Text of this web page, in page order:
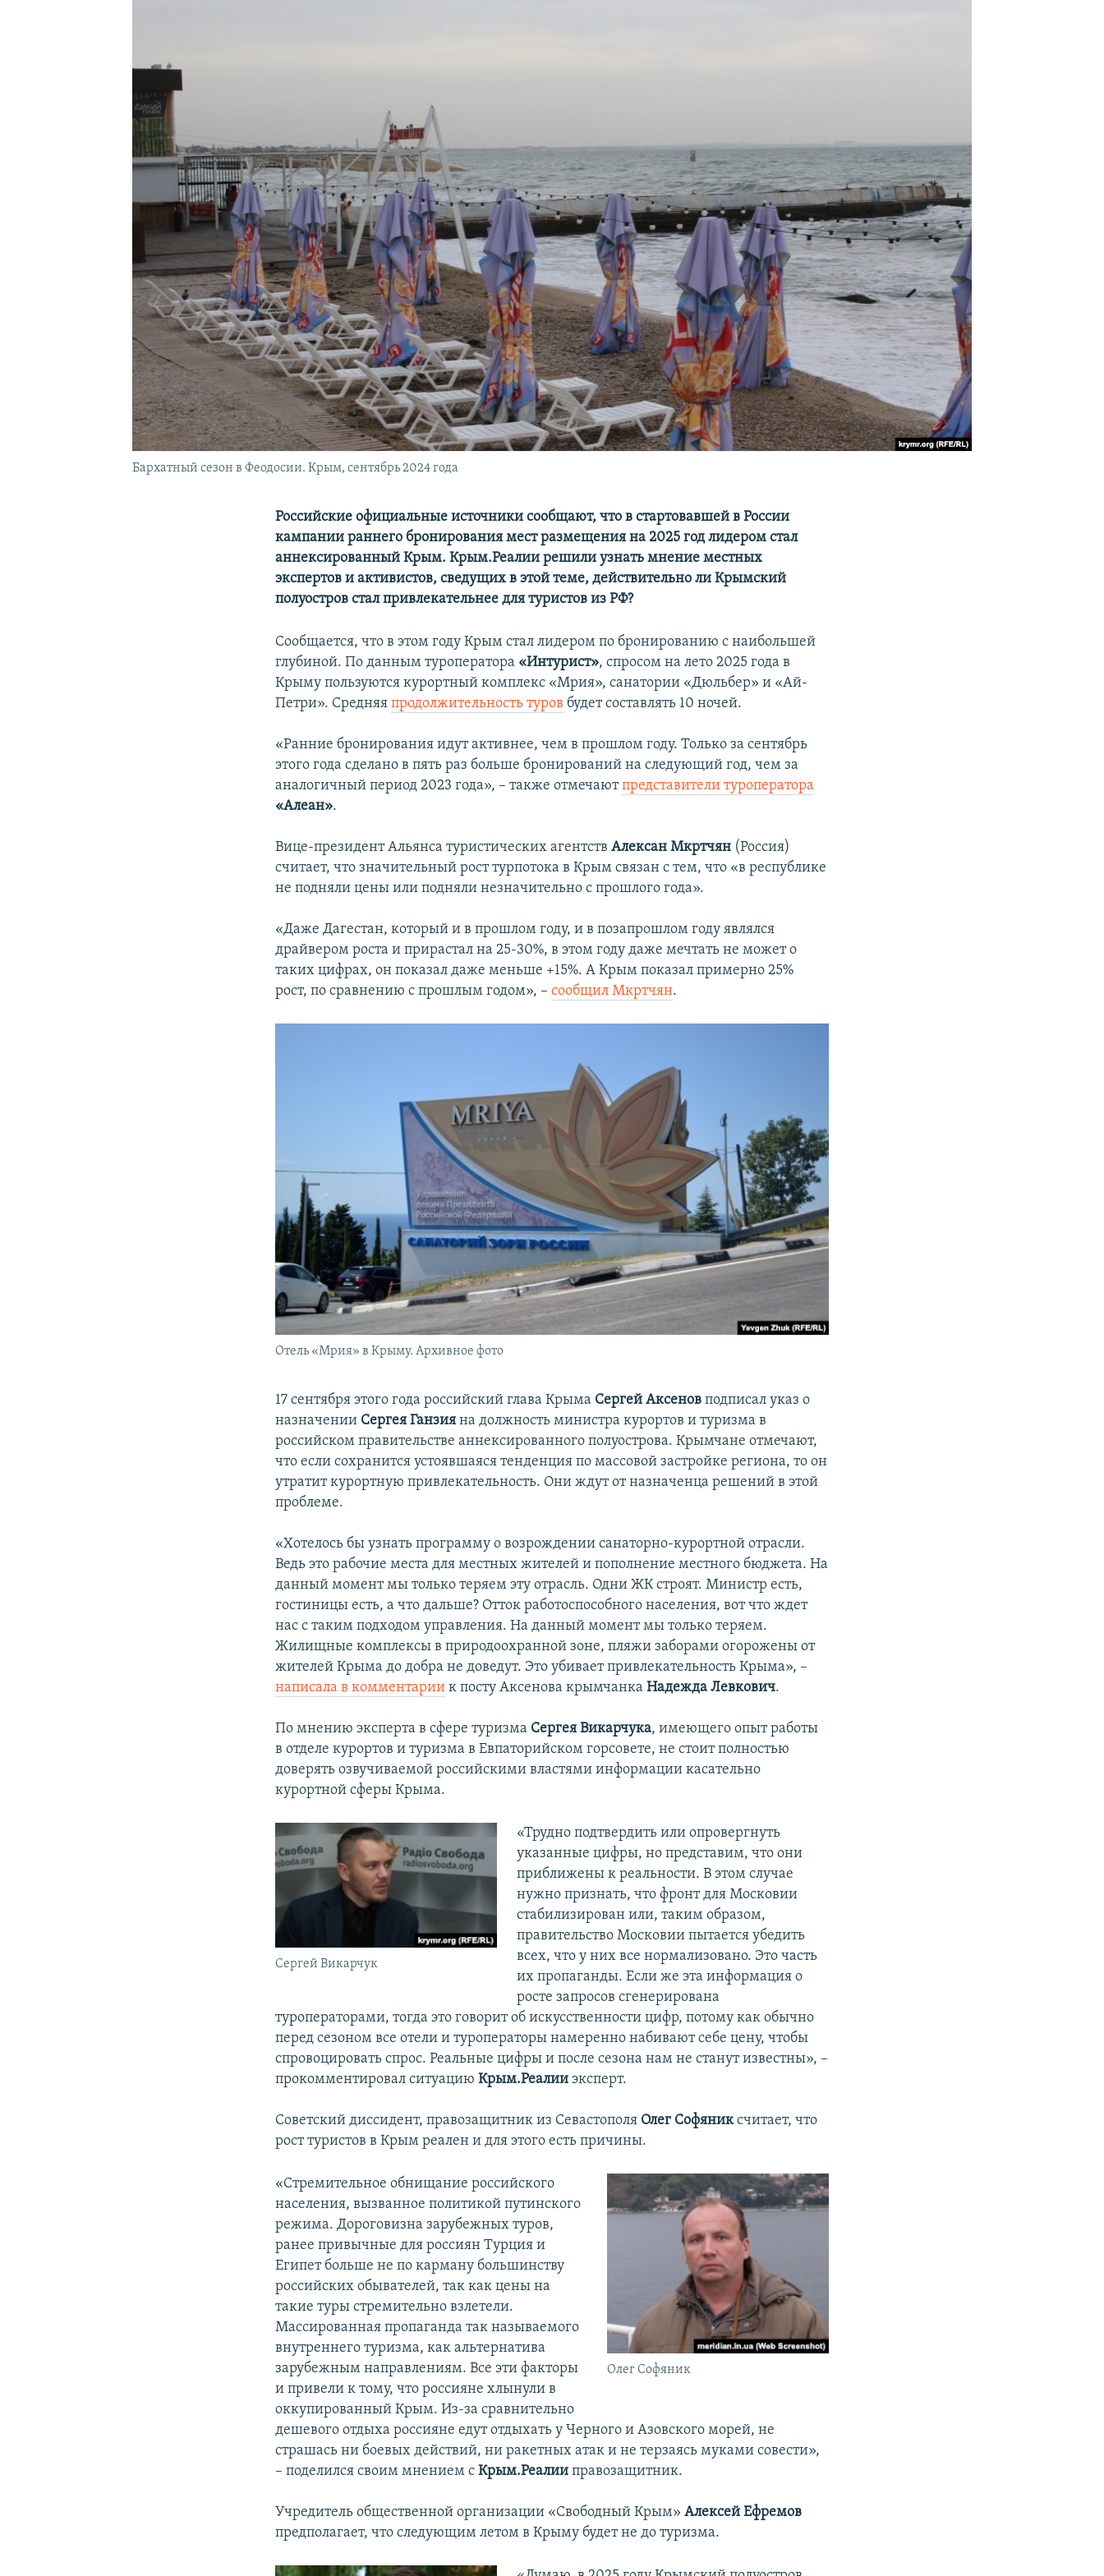
УКРАИНСКАЯ ПРОБЛЕМА КРЫМА
Бархатный сезон в Феодосии. Крым, сентябрь 2024 года
Российские официальные источники сообщают, что в стартовавшей в России
кампании раннего бронирования мест размещения на 2025 год лидером стал
аннексированный Крым. Крым.Реалии решили узнать мнение местных
экспертов и активистов, сведущих в этой теме, действительно ли Крымский
полуостров стал привлекательнее для туристов из РФ?
Сообщается, что в этом году Крым стал лидером по бронированию с наибольшей
глубиной. По данным туроператора «Интурист», спросом на лето 2025 года в
Крыму пользуются курортный комплекс «Mрия», санатории «Дюльбер» и «Ай-
Петри». Средняяпродолжительность туров будет составлять 10 ночей.
«Ранние бронирования идут активнее, чем в прошлом году. Только за сентябрь
этого года сделано в пять раз больше бронирований на следующий год, чем за
аналогичный период 2023 года», – также отмечаютпредставители туроператора
«Алеан».
Вице-президент Альянса туристических агентствАлексан Мкртчян (Россия)
считает, что значительный рост турпотока в Крым связан с тем, что «в республике
не подняли цены или подняли незначительно с прошлого года».
«Даже Дагестан, который и в прошлом году, и в позапрошлом году являлся
драйвером роста и прирастал на 25-30%, в этом году даже мечтать не может о
таких цифрах, он показал даже меньше +15%. А Крым показал примерно 25%
рост, по сравнению с прошлым годом», –сообщил Мкртчян.
Отель «Мрия» в Крыму. Архивное фото
17 сентября этого года российский глава Крыма Сергей Аксеновподписал указ о
назначении Сергея Ганзия на должность министра курортов и туризма в
российском правительстве аннексированного полуострова. Крымчане отмечают,
что если сохранится устоявшаяся тенденция по массовой застройке региона, то он
утратит курортную привлекательность. Они ждут от назначенца решений в этой
проблеме.
«Хотелось бы узнать программу о возрождении санаторно-курортной отрасли.
Ведь это рабочие места для местных жителей и пополнение местного бюджета. На
данный момент мы только теряем эту отрасль. Одни ЖК строят. Министр есть,
гостиницы есть, а что дальше? Отток работоспособного населения, вот что ждет
нас с таким подходом управления. На данный момент мы только теряем.
Жилищные комплексы в природоохранной зоне, пляжи заборами огорожены от
жителей Крыма до добра не доведут. Это убивает привлекательность Крыма», –
написала в комментарии к посту Аксенова крымчанкаНадежда Левкович.
По мнению эксперта в сфере туризма Сергея Викарчука, имеющего опыт работы
в отделе курортов и туризма в Евпаторийском горсовете, не стоит полностью
доверять озвучиваемой российскими властями информации касательно
курортной сферы Крыма.
Сергей Викарчук
«Трудно подтвердить или опровергнуть
указанные цифры, но представим, что они
приближены к реальности. В этом случае
нужно признать, что фронт для Московии
стабилизирован или, таким образом,
правительство Московии пытается убедить
всех, что у них все нормализовано. Это часть
их пропаганды. Если же эта информация о
росте запросов сгенерирована
туроператорами, тогда это говорит об искусственности цифр, потому как обычно
перед сезоном все отели и туроператоры намеренно набивают себе цену, чтобы
спровоцировать спрос. Реальные цифры и после сезона нам не станут известны», –
прокомментировал ситуацию Крым.Реалии эксперт.
Советский диссидент, правозащитник из Севастополя Олег Софяниксчитает, что
рост туристов в Крым реален и для этого есть причины.
Олег Софяник
«Стремительное обнищание российского
населения, вызванное политикой путинского
режима. Дороговизна зарубежных туров,
ранее привычные для россиян Турция и
Египет больше не по карману большинству
российских обывателей, так как цены на
такие туры стремительно взлетели.
Массированная пропаганда так называемого
внутреннего туризма, как альтернатива
зарубежным направлениям. Все эти факторы
и привели к тому, что россияне хлынули в
оккупированный Крым. Из-за сравнительно
дешевого отдыха россияне едут отдыхать у Черного и Азовского морей, не
страшась ни боевых действий, ни ракетных атак и не терзаясь муками совести»,
– поделился своим мнением сКрым.Реалии правозащитник.
Учредитель общественной организации «Свободный Крым»Алексей Ефремов
предполагает, что следующим летом в Крыму будет не до туризма.